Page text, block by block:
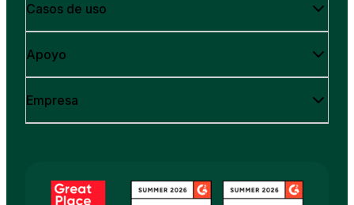
Casos de uso
Apoyo
Empresa